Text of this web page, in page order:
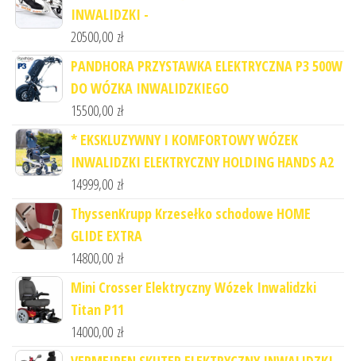
INWALIDZKI -
20500,00 zł
PANDHORA PRZYSTAWKA ELEKTRYCZNA P3 500W
DO WÓZKA INWALIDZKIEGO
15500,00 zł
* EKSKLUZYWNY I KOMFORTOWY WÓZEK
INWALIDZKI ELEKTRYCZNY HOLDING HANDS A2
14999,00 zł
ThyssenKrupp Krzesełko schodowe HOME
GLIDE EXTRA
14800,00 zł
Mini Crosser Elektryczny Wózek Inwalidzki
Titan P11
14000,00 zł